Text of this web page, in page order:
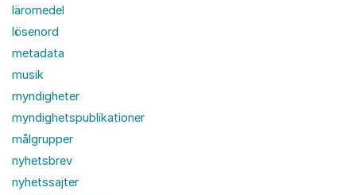
läromedel
lösenord
metadata
musik
myndigheter
myndighetspublikationer
målgrupper
nyhetsbrev
nyhetssajter